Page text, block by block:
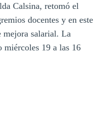
Calsina, retomó el
docentes y en este
salarial. La
19 a las 16